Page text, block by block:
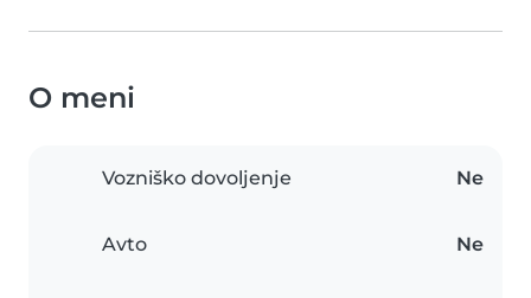
O meni
Vozniško dovoljenje Ne
Avto Ne